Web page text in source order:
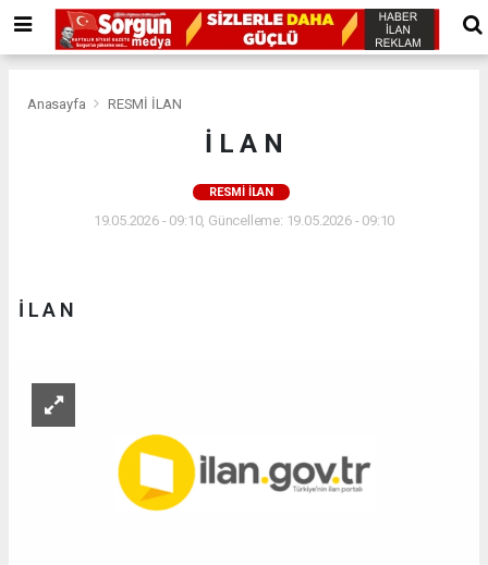
Anasayfa RESMİ İLAN
İ L A N
RESMİ İLAN
19.05.2026 - 09:10, Güncelleme: 19.05.2026 - 09:10
İ L A N